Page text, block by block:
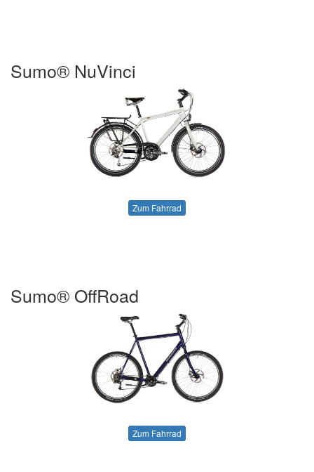
Sumo® NuVinci
Zum Fahrrad
Sumo® OffRoad
Zum Fahrrad